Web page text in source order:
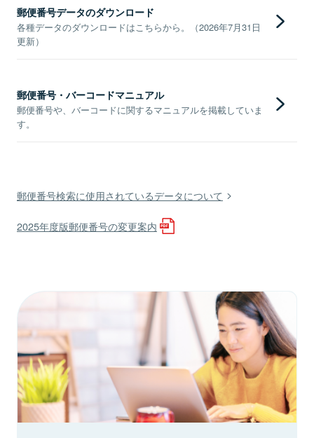
郵便番号データのダウンロード
各種データのダウンロードはこちらから。（2026年7月31日
更新）
郵便番号・バーコードマニュアル
郵便番号や、バーコードに関するマニュアルを掲載していま
す。
郵便番号検索に使用されているデータについて
2025年度版郵便番号の変更案内